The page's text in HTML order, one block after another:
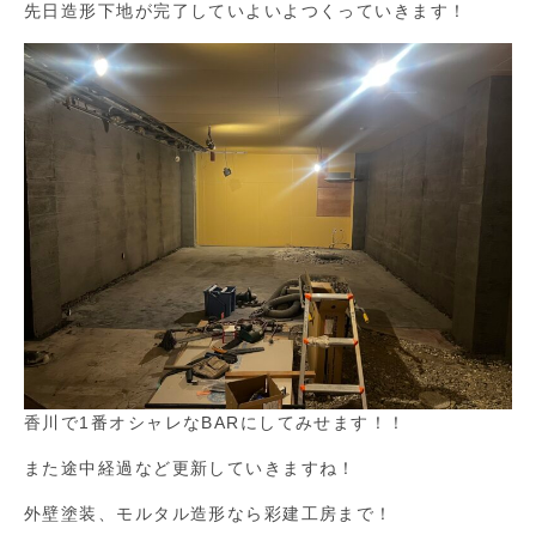
先日造形下地が完了していよいよつくっていきます！
香川で1番オシャレなBARにしてみせます！！
また途中経過など更新していきますね！
外壁塗装、モルタル造形なら彩建工房まで！